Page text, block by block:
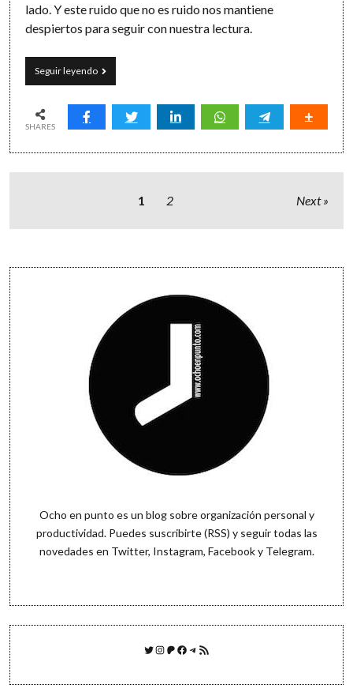
lado. Y este ruido que no es ruido nos mantiene
despiertos para seguir con nuestra lectura.
Seguir leyendoVolveremos
a
cafeterías,
bibliotecas
SHARES
1 2 Next
Sidebar
Ocho en punto es un blog sobre organización personal y
productividad. Puedes suscribirte (RSS) y seguir todas las
novedades en Twitter, Instagram, Facebooky Telegram.
Twitter
Instagram
Patreon
Facebook
Telegram
Feed RSS